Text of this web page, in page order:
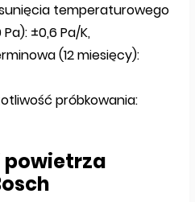
temperaturowego
±0,6 Pa/K,
(12 miesięcy):
próbkowania:
powietrza